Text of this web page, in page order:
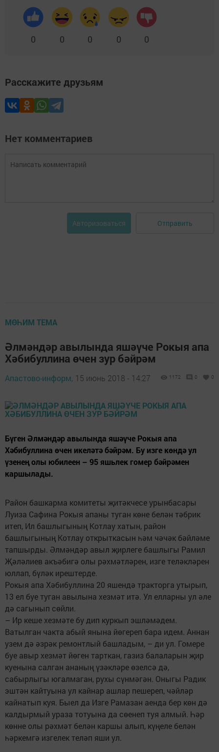
0 0 0 0 0
Расскажите друзьям
Нет комментариев
Авторизоваться Отправить
МӨҺИМ ТЕМА
Әлмәндәр авылында яшәүче Рокыя апа
Хәбибуллина өчен зур бәйрәм
Апастово-информ, 15 июнь 2018 - 14:27 1172 0 0
Бүген Әлмәндәр авылында яшәүче Рокыя апа
Хәбибуллина өчен икеләтә бәйрәм. Бу изге көндә ул
үзенең олы юбилеен – 95 яшьлек гомер бәйрәмен
каршылады.
Район башкарма комитеты җитәкчесе урынбасары
Луиза Сафина Рокыя апаны туган көне белән тәбрик
итеп, Ил башлыгының Котлау хатын, район
башлыгының Котлау открыткасын һәм чәчәк бәйләме
тапшырды. Әлмәндәр авыл җирлеге башлыгы Рамил
Җәләлиев акъәбигә олы рәхмәтләрен, изге теләкләрен
юллап, бүләк ирештерде.
Рокыя апа Хәбибуллина 20 яшендә тракторга утырып,
13 ел буе туган авылына хезмәт итә. Ул елларны ул әле
дә сагынып сөйли.
– Ир кеше хезмәте бу дип куркып эшләмәдем.
Ватылган чакта абый янына йөгереп бара идем. Аннан
узем дә әзрәк ремонтлый башладым, – ди ул. Гомере
буе авыр хезмәт йөген тарткан, газиз балаларын җир
куенына салган ананың үзәкләре өзелсә дә,
сабырлыгы югалмаган, рухы сүнмәгән. Оныгы Радик
эштән кайтуына ул кайнар ашлар пешереп, чәйләр
кайнатып куя. Быел да Изге Рамазан аенда бер көн дә
калдырмый ураза тотуына да сөенеп туя алмый. Һәр
көнне олы рәхмәт белән каршы алып, күңеле белән
һәркемгә изгелек теләп яши ул.